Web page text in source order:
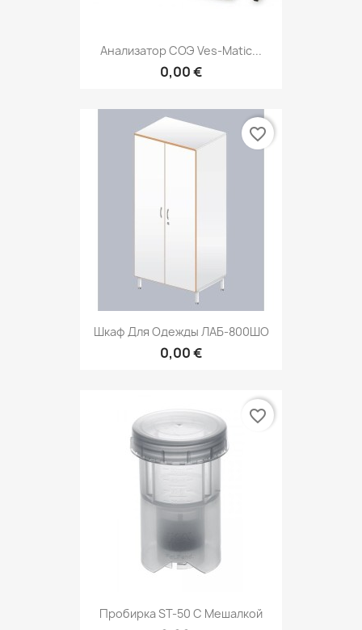
Анализатор СОЭ Ves-Matic...
0,00 €
Шкаф Для Одежды ЛАБ-800ШО
0,00 €
favorite_border
Пробирка ST-50 С Мешалкой
favorite_border